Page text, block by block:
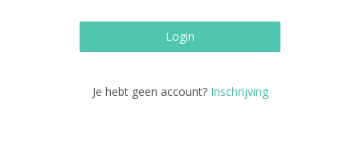
Login
Je hebt geen account? Inschrijving